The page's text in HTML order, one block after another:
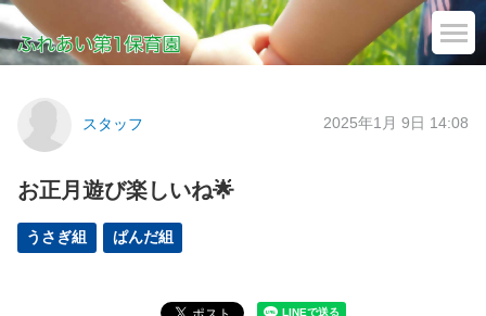
スタッフ 2025年1月 9日 14:08
お正月遊び楽しいね🌟
うさぎ組 ぱんだ組